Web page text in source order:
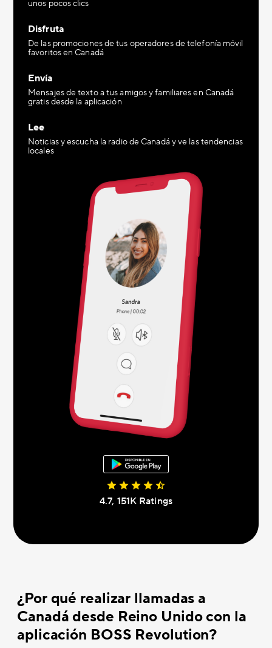
unos pocos clics
Disfruta
De las promociones de tus operadores de telefonía móvil
favoritos en Canadá
Envía
Mensajes de texto a tus amigos y familiares en Canadá
gratis desde la aplicación
Lee
Noticias y escucha la radio de Canadá y ve las tendencias
locales
4.7, 151K Ratings
¿Por qué realizar llamadas a
Canadá desde Reino Unido con la
aplicación BOSS Revolution?